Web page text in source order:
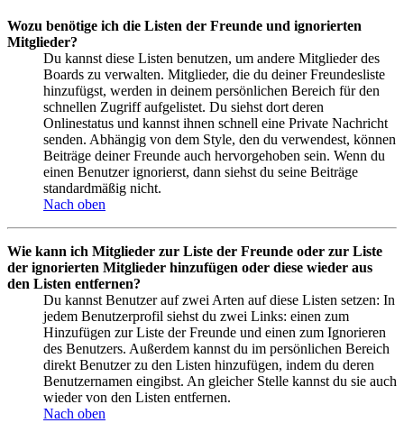
Wozu benötige ich die Listen der Freunde und ignorierten
Mitglieder?
Du kannst diese Listen benutzen, um andere Mitglieder des
Boards zu verwalten. Mitglieder, die du deiner Freundesliste
hinzufügst, werden in deinem persönlichen Bereich für den
schnellen Zugriff aufgelistet. Du siehst dort deren
Onlinestatus und kannst ihnen schnell eine Private Nachricht
senden. Abhängig von dem Style, den du verwendest, können
Beiträge deiner Freunde auch hervorgehoben sein. Wenn du
einen Benutzer ignorierst, dann siehst du seine Beiträge
standardmäßig nicht.
Nach oben
Wie kann ich Mitglieder zur Liste der Freunde oder zur Liste
der ignorierten Mitglieder hinzufügen oder diese wieder aus
den Listen entfernen?
Du kannst Benutzer auf zwei Arten auf diese Listen setzen: In
jedem Benutzerprofil siehst du zwei Links: einen zum
Hinzufügen zur Liste der Freunde und einen zum Ignorieren
des Benutzers. Außerdem kannst du im persönlichen Bereich
direkt Benutzer zu den Listen hinzufügen, indem du deren
Benutzernamen eingibst. An gleicher Stelle kannst du sie auch
wieder von den Listen entfernen.
Nach oben